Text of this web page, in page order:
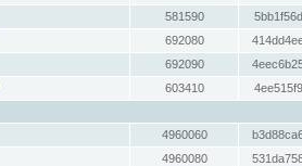
581590
692080
692090
603410
4960060
4960080